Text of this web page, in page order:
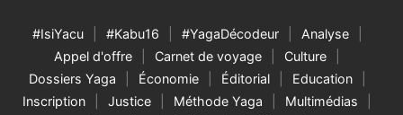
#IsiYacu #Kabu16 #YagaDécodeur
Analyse
Appel d'offre
Carnet de voyage
Culture
Dossiers Yaga
Économie Éditorial
Education
Inscription
Justice Méthode Yaga
Multimédias